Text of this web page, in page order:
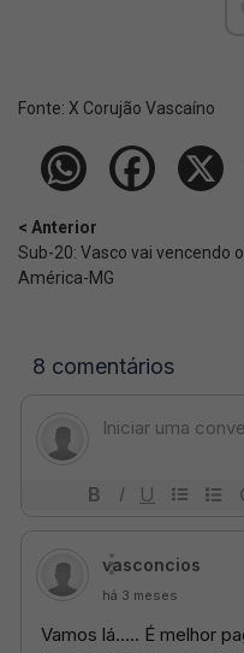
Fonte: X Corujão Vascaíno
< Anterior
Sub-20: Vasco vai vencendo o
América-MG